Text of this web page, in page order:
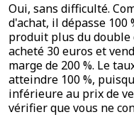
Oui, sans difficulté.
d'achat, il dépasse 100
produit plus du double
acheté 30 euros et
marge de 200 %. Le
atteindre 100 %,
inférieure au prix de
vérifier que vous ne